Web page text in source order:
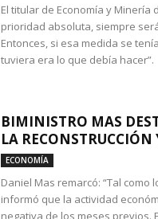
El titular de Economía y Minería
prioridad absoluta, siempre
Entonces, si esa medida se
tuviera era lo que debía hacer”.
BIMINISTRO MAS
LA
ECONOMÍA
Daniel Mas remarcó: “Tal
informó que la actividad
negativa de los meses previos.